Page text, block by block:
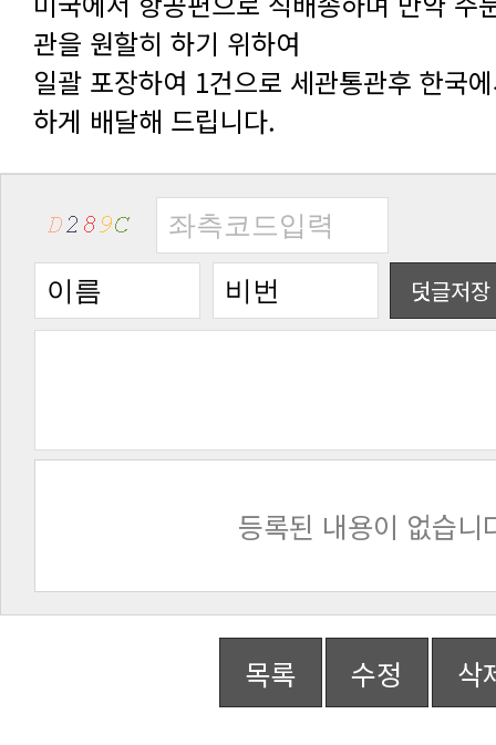
관을 원할히 하기 위하여
하게 배달해 드립니다.
덧글저장
등록된 내용이 없습니
목록 수정 삭